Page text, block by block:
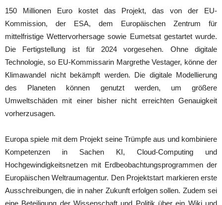
150 Millionen Euro kostet das Projekt, das von der EU-
Kommission, der ESA, dem Europäischen Zentrum für
mittelfristige Wettervorhersage sowie Eumetsat gestartet wurde.
Die Fertigstellung ist für 2024 vorgesehen. Ohne digitale
Technologie, so EU-Kommissarin Margrethe Vestager, könne der
Klimawandel nicht bekämpft werden. Die digitale Modellierung
des Planeten können genutzt werden, um größere
Umweltschäden mit einer bisher nicht erreichten Genauigkeit
vorherzusagen.
Europa spiele mit dem Projekt seine Trümpfe aus und kombiniere
Kompetenzen in Sachen KI, Cloud-Computing und
Hochgewindigkeitsnetzen mit Erdbeobachtungsprogrammen der
Europäischen Weltraumagentur. Den Projektstart markieren erste
Ausschreibungen, die in naher Zukunft erfolgen sollen. Zudem sei
eine Beteiligung der Wissenschaft und Politik über ein Wiki und